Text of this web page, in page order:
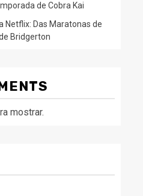
de Cobra Kai
Netflix: Das Maratonas de
Bridgerton
mostrar.